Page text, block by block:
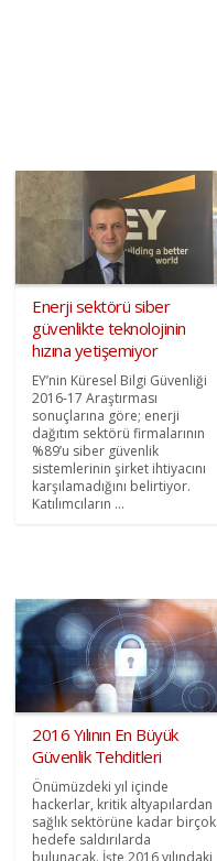
Enerji sektörü siber
güvenlikte teknolojinin
hızına yetişemiyor
EY’nin Küresel Bilgi Güvenliği
2016-17 Araştırması
sonuçlarına göre; enerji
dağıtım sektörü firmalarının
%89’u siber güvenlik
sistemlerinin şirket ihtiyacını
karşılamadığını belirtiyor.
Katılımcıların ...
2016 Yılının En Büyük
Güvenlik Tehditleri
Önümüzdeki yıl içinde
hackerlar, kritik altyapılardan
sağlık sektörüne kadar birçok
hedefe saldırılarda